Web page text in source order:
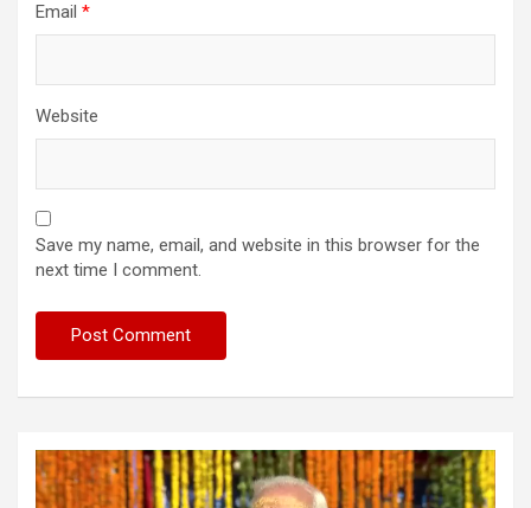
Email *
Website
Save my name, email, and website in this browser for the
next time I comment.